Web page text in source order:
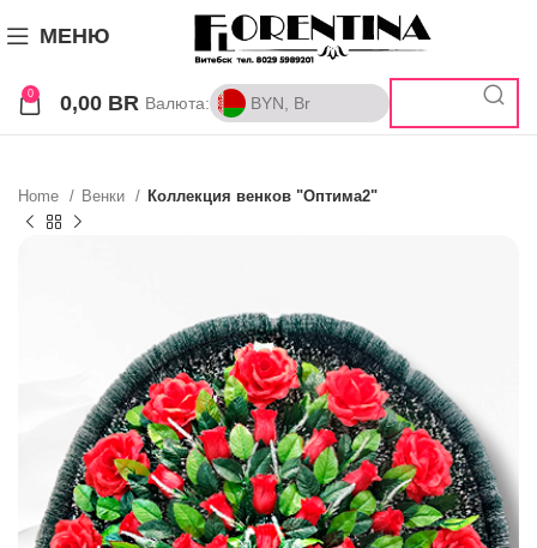
МЕНЮ
0 0,00 BR Валюта: BYN, Br
BYN, Br
Home Венки Коллекция венков "Оптима2"